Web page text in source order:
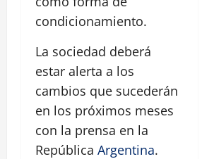
condicionamiento.
La sociedad deberá
estar alerta a los
cambios que sucederán
en los próximos meses
con la prensa en la
República Argentina.